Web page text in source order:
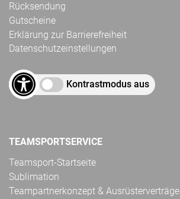
Rücksendung
Gutscheine
Erklärung zur Barrierefreiheit
Datenschutzeinstellungen
Kontrastmodus aus
TEAMSPORTSERVICE
Teamsport-Startseite
Sublimation
Teampartnerkonzept & Ausrüsterverträge